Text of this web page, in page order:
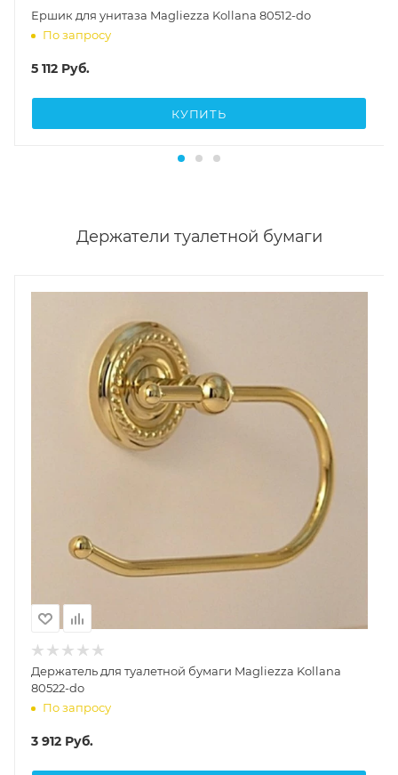
Ершик для унитаза Magliezza Kollana 80512-do
По запросу
5 112 Руб.
КУПИТЬ
Держатели туалетной бумаги
Держатель для туалетной бумаги Magliezza Kollana
80522-do
По запросу
3 912 Руб.